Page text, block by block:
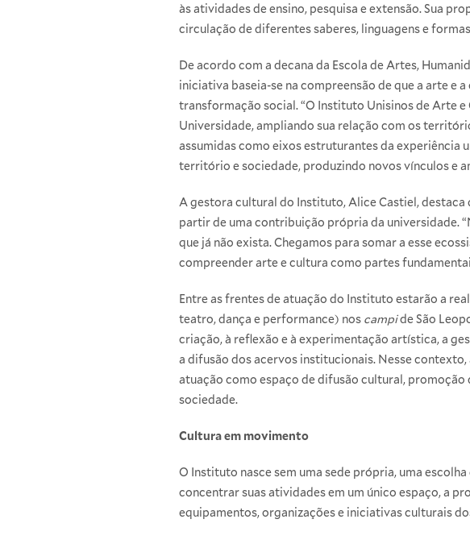
às atividades de ensino, pesquisa e extensão. Sua
circulação de diferentes saberes, linguagens e
De acordo com a decana da Escola de Artes,
iniciativa baseia-se na compreensão de que a arte e
transformação social. “O Instituto Unisinos de Arte
Universidade, ampliando sua relação com os
assumidas como eixos estruturantes da experiência
território e sociedade, produzindo novos vínculos e
A gestora cultural do Instituto, Alice Castiel,
partir de uma contribuição própria da universidade.
que já não exista. Chegamos para somar a esse
compreender arte e cultura como partes
Entre as frentes de atuação do Instituto estarão a
teatro, dança e performance) nos campide São
criação, à reflexão e à experimentação artística, a
a difusão dos acervos institucionais. Nesse
atuação como espaço de difusão cultural,
sociedade.
Cultura em movimento
O Instituto nasce sem uma sede própria, uma
concentrar suas atividades em um único espaço, a
equipamentos, organizações e iniciativas culturais